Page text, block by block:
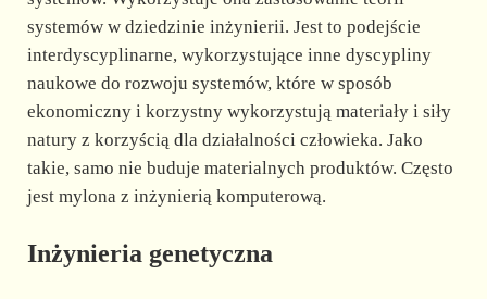
systemów w dziedzinie inżynierii. Jest to podejście
interdyscyplinarne, wykorzystujące inne dyscypliny
naukowe do rozwoju systemów, które w sposób
ekonomiczny i korzystny wykorzystują materiały i siły
natury z korzyścią dla działalności człowieka. Jako
takie, samo nie buduje materialnych produktów. Często
jest mylona z inżynierią komputerową.
Inżynieria genetyczna